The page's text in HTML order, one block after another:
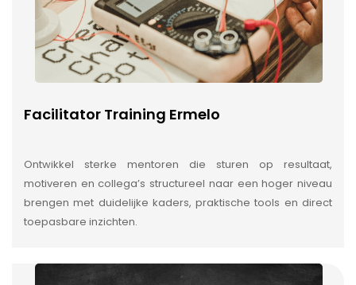
Facilitator Training Ermelo
Ontwikkel sterke mentoren die sturen op resultaat,
motiveren en collega’s structureel naar een hoger niveau
brengen met duidelijke kaders, praktische tools en direct
toepasbare inzichten.